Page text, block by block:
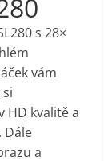
s 28×
vám
HD kvalitě a
Dále
a